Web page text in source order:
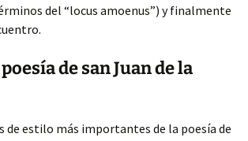
del “locus amoenus”) y finalmente
de san Juan de la
de estilo más importantes de la poesía de